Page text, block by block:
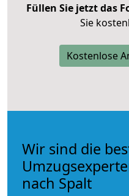
Füllen Sie jetzt das
Sie
Kostenlose
Wir sind die
nach Spalt